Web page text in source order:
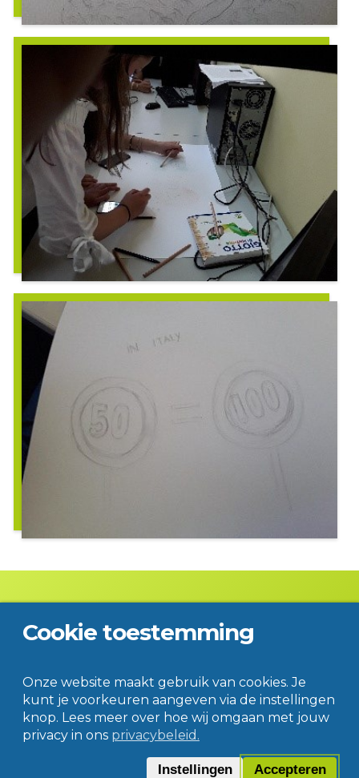
© Jac. P. Thijsse College
Cookie toestemming
Onze website maakt gebruik van cookies. Je
kunt je voorkeuren aangeven via de instellingen
knop. Lees meer over hoe wij omgaan met jouw
privacy in ons privacybeleid.
Instellingen Accepteren